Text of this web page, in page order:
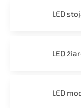
LED
LED
LED